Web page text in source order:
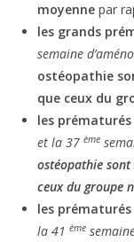
moyenne par
les grands
semaine
ostéopathie
que ceux du
les
et la 37ème
ostéopathie
ceux du groupe
les
la 41ème